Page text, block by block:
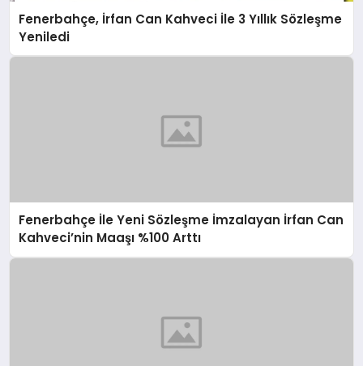
Fenerbahçe, İrfan Can Kahveci İle 3 Yıllık Sözleşme
Yeniledi
Fenerbahçe İle Yeni Sözleşme İmzalayan İrfan Can
Kahveci’nin Maaşı %100 Arttı